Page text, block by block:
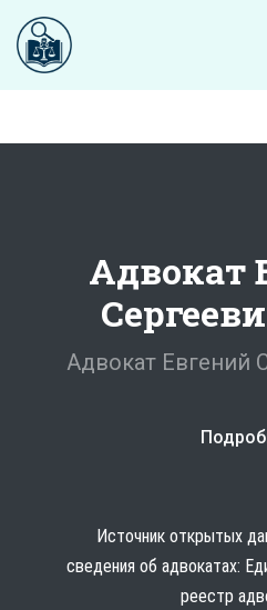
Адвокат
Адвокат Евгений
Источник открытых
сведения об адвокатах:
реестр